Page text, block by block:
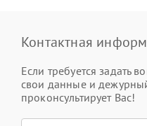
Контактная
Если требуется задать
свои данные и
проконсультирует Вас!